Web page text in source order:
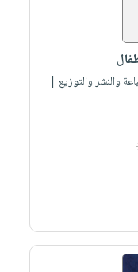
والنشر والتوزيع |